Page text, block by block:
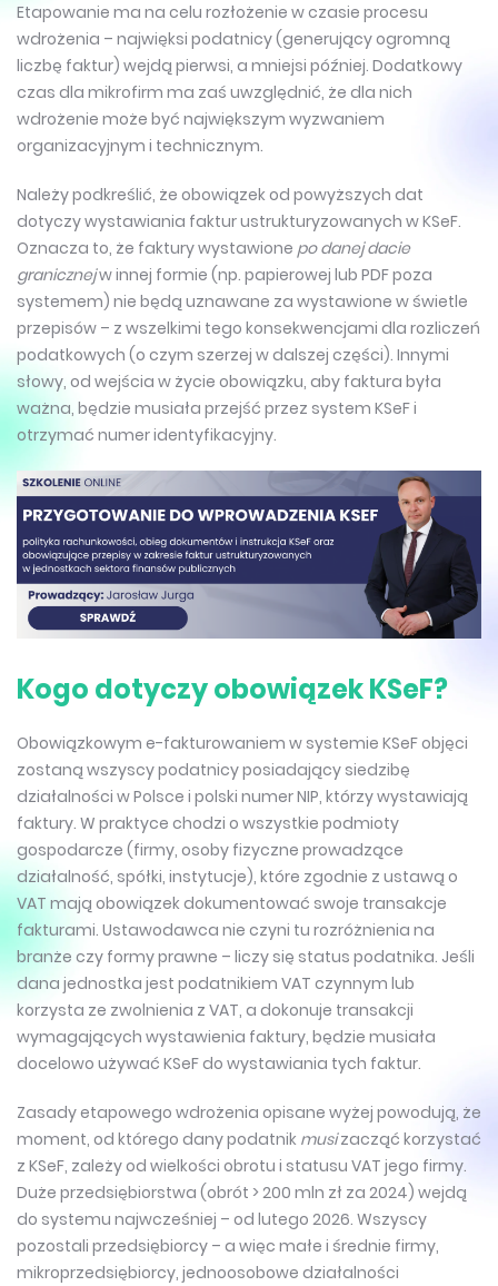
Etapowanie ma na celu rozłożenie w czasie procesu
wdrożenia – najwięksi podatnicy (generujący ogromną
liczbę faktur) wejdą pierwsi, a mniejsi później. Dodatkowy
czas dla mikrofirm ma zaś uwzględnić, że dla nich
wdrożenie może być największym wyzwaniem
organizacyjnym i technicznym.
Należy podkreślić, że obowiązek od powyższych dat
dotyczy wystawiania faktur ustrukturyzowanych w KSeF.
Oznacza to, że faktury wystawione po danej dacie
granicznejw innej formie (np. papierowej lub PDF poza
systemem) nie będą uznawane za wystawione w świetle
przepisów – z wszelkimi tego konsekwencjami dla rozliczeń
podatkowych (o czym szerzej w dalszej części). Innymi
słowy, od wejścia w życie obowiązku, aby faktura była
ważna, będzie musiała przejść przez system KSeF i
otrzymać numer identyfikacyjny.
Kogo dotyczy obowiązek KSeF?
Obowiązkowym e-fakturowaniem w systemie KSeF objęci
zostaną wszyscy podatnicy posiadający siedzibę
działalności w Polsce i polski numer NIP, którzy wystawiają
faktury. W praktyce chodzi o wszystkie podmioty
gospodarcze (firmy, osoby fizyczne prowadzące
działalność, spółki, instytucje), które zgodnie z ustawą o
VAT mają obowiązek dokumentować swoje transakcje
fakturami. Ustawodawca nie czyni tu rozróżnienia na
branże czy formy prawne – liczy się status podatnika. Jeśli
dana jednostka jest podatnikiem VAT czynnym lub
korzysta ze zwolnienia z VAT, a dokonuje transakcji
wymagających wystawienia faktury, będzie musiała
docelowo używać KSeF do wystawiania tych faktur.
Zasady etapowego wdrożenia opisane wyżej powodują, że
moment, od którego dany podatnik musizacząć korzystać
z KSeF, zależy od wielkości obrotu i statusu VAT jego firmy.
Duże przedsiębiorstwa (obrót > 200 mln zł za 2024) wejdą
do systemu najwcześniej – od lutego 2026. Wszyscy
pozostali przedsiębiorcy – a więc małe i średnie firmy,
mikroprzedsiębiorcy, jednoosobowe działalności